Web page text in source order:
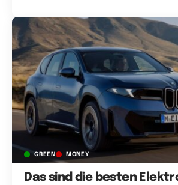
GREEN MONEY
Das sind die besten